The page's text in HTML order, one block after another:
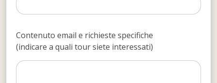
Contenuto email e richieste specifiche
(indicare a quali tour siete interessati)